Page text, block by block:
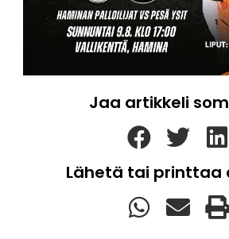
Jaa artikkeli
Lähetä tai printtaa